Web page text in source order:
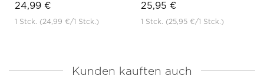
24,99 €
1 Stck. (24,99 €/1 Stck.)
25,95 €
1 Stck. (25,95 €/1 Stck.)
Kunden kauften auch